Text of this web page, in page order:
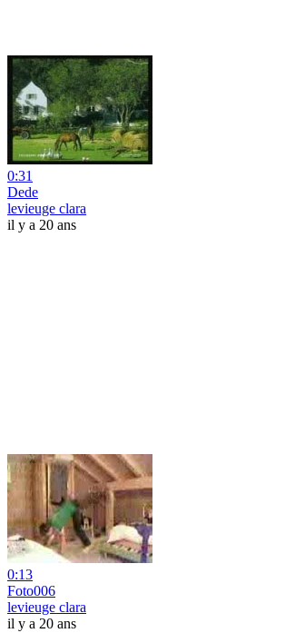
0:31
Dede
levieuge clara
il y a 20 ans
0:13
Foto006
levieuge clara
il y a 20 ans